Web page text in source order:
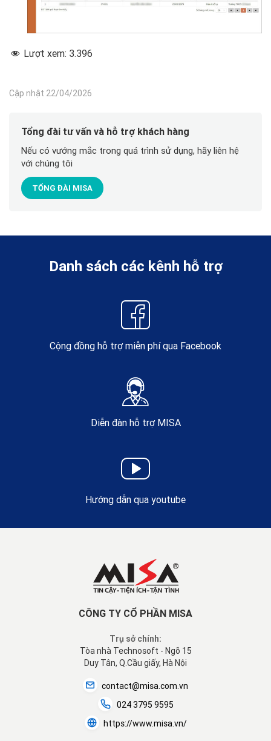
Lượt xem: 3.396
Cập nhật 22/04/2026
Tổng đài tư vấn và hỗ trợ khách hàng
Nếu có vướng mắc trong quá trình sử dụng, hãy liên hệ
với chúng tôi
TỔNG ĐÀI MISA
Danh sách các kênh hỗ trợ
Cộng đồng hỗ trợ miễn phí qua Facebook
Diễn đàn hỗ trợ MISA
Hướng dẫn qua youtube
CÔNG TY CỔ PHẦN MISA
Trụ sở chính:
Tòa nhà Technosoft - Ngõ 15
Duy Tân, Q.Cầu giấy, Hà Nội
contact@misa.com.vn
024 3795 9595
https://www.misa.vn/